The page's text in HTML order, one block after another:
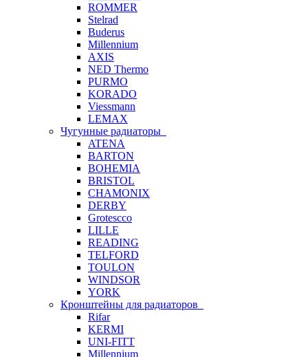
ROMMER
Stelrad
Buderus
Millennium
AXIS
NED Thermo
PURMO
KORADO
Viessmann
LEMAX
Чугунные радиаторы
ATENA
BARTON
BOHEMIA
BRISTOL
CHAMONIX
DERBY
Grotescco
LILLE
READING
TELFORD
TOULON
WINDSOR
YORK
Кронштейны для радиаторов
Rifar
KERMI
UNI-FITT
Millennium